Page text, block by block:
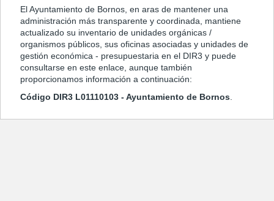
El Ayuntamiento de Bornos, en aras de mantener una
administración más transparente y coordinada, mantiene
actualizado su inventario de unidades orgánicas /
organismos públicos, sus oficinas asociadas y unidades de
gestión económica - presupuestaria en el DIR3 y puede
consultarse en este enlace, aunque también
proporcionamos información a continuación:
Código DIR3 L01110103 - Ayuntamiento de Bornos.